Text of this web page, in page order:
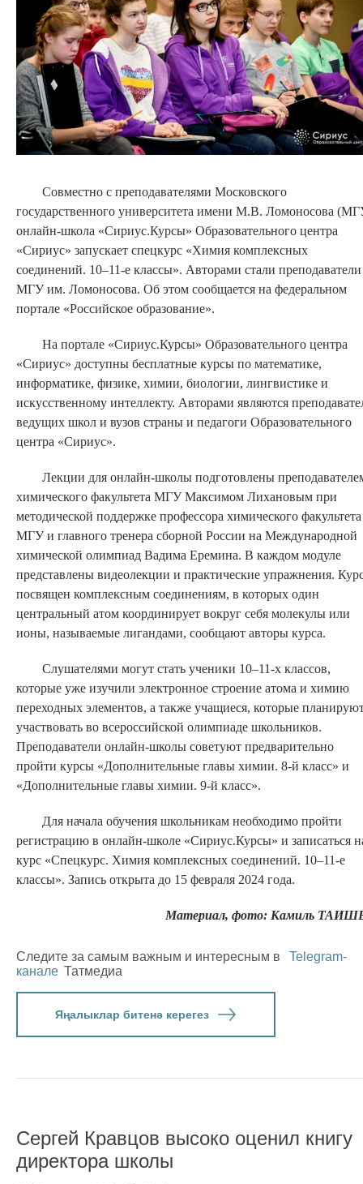
Совместно с преподавателями Московского
государственного университета имени М.В. Ломоносова
онлайн-школа «Сириус.Курсы» Образовательного центра
«Сириус» запускает спецкурс «Химия комплексных
соединений. 10–11-е классы». Авторами стали преподаватели
МГУ им. Ломоносова. Об этом сообщается на федеральном
портале «Российское образование».
На портале «Сириус.Курсы» Образовательного центра
«Сириус» доступны бесплатные курсы по математике,
информатике, физике, химии, биологии, лингвистике и
искусственному интеллекту. Авторами являются
ведущих школ и вузов страны и педагоги Образовательного
центра «Сириус».
Лекции для онлайн-школы подготовлены
химического факультета МГУ Максимом Лихановым при
методической поддержке профессора химического факультета
МГУ и главного тренера сборной России на Международной
химической олимпиад Вадима Еремина. В каждом модуле
представлены видеолекции и практические упражнения.
посвящен комплексным соединениям, в которых один
центральный атом координирует вокруг себя молекулы или
ионы, называемые лигандами, сообщают авторы курса.
Слушателями могут стать ученики 10–11-х классов,
которые уже изучили электронное строение атома и химию
переходных элементов, а также учащиеся, которые
участвовать во всероссийской олимпиаде школьников.
Преподаватели онлайн-школы советуют предварительно
пройти курсы «Дополнительные главы химии. 8-й класс» и
«Дополнительные главы химии. 9-й класс».
Для начала обучения школьникам необходимо пройти
регистрацию в онлайн-школе «Сириус.Курсы» и записаться
курс «Спецкурс. Химия комплексных соединений. 10–11-е
классы». Запись открыта до 15 февраля 2024 года.
Материал, фото: Камиль
Следите за самым важным и интересным в
Telegram-
канале Татмедиа
Яңалыклар битенә керегез
Сергей Кравцов высоко оценил книгу
директора школы